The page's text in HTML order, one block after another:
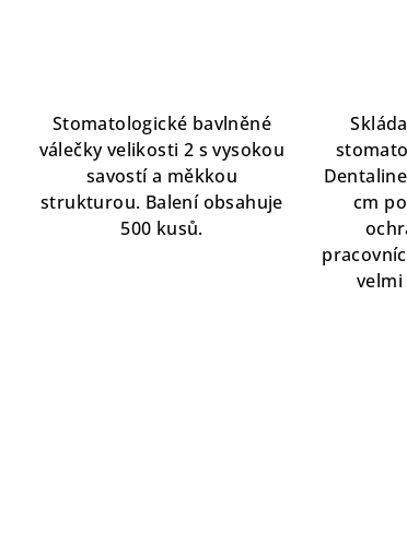
Stomatologické bavlněné
válečky velikosti 2 s vysokou
savostí a měkkou
strukturou. Balení obsahuje
500 kusů.
cm
velmi